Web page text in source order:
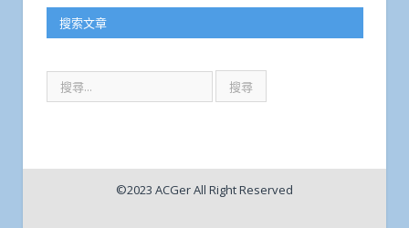
青春豬頭少年不會夢到兔女郎學姐
搜索文章